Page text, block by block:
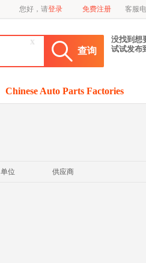
您好，请登录 免费注册 客服
查询
x
没找到想
试试发布
Chinese Auto Parts Factories
单位 供应商